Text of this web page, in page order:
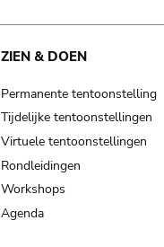
ZIEN & DOEN
Permanente tentoonstelling
Tijdelijke tentoonstellingen
Virtuele tentoonstellingen
Rondleidingen
Workshops
Agenda